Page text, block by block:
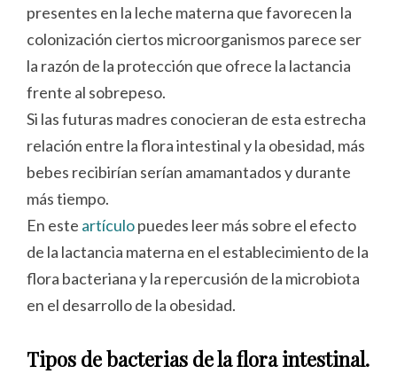
presentes en la leche materna que favorecen la
colonización ciertos microorganismos parece ser
la razón de la protección que ofrece la lactancia
frente al sobrepeso.
Si las futuras madres conocieran de esta estrecha
relación entre la flora intestinal y la obesidad, más
bebes recibirían serían amamantados y durante
más tiempo.
En este artículopuedes leer más sobre el efecto
de la lactancia materna en el establecimiento de la
flora bacteriana y la repercusión de la microbiota
en el desarrollo de la obesidad.
Tipos de bacterias de la flora intestinal.